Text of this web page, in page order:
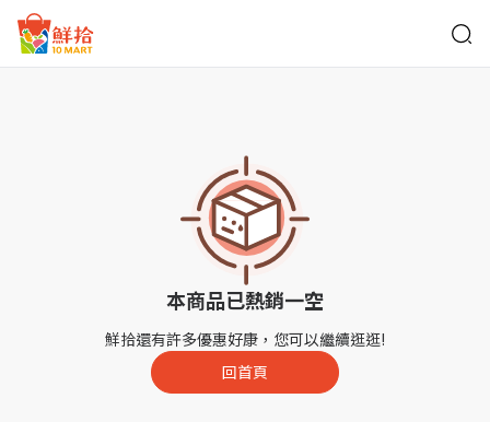
鮮拾
本商品已熱銷一空
鮮拾還有許多優惠好康，您可以繼續逛逛!
回首頁